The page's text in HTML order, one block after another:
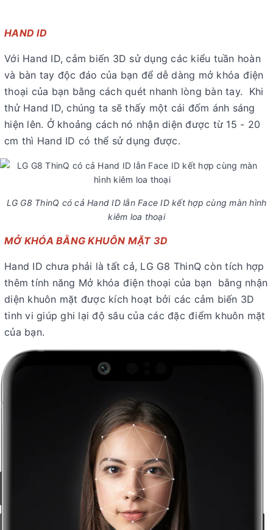
HAND ID
Với Hand ID, cảm biến 3D sử dụng các kiểu tuần hoàn
và bàn tay độc đáo của bạn để dễ dàng mở khóa điện
thoại của bạn bằng cách quét nhanh lòng bàn tay. Khi
thử Hand ID, chúng ta sẽ thấy một cái đốm ánh sáng
hiện lên. Ở khoảng cách nó nhận diện được từ 15 - 20
cm thì Hand ID có thể sử dụng được.
LG G8 ThinQ có cả Hand ID lẫn Face ID kết hợp cùng màn hình
kiêm loa thoại
MỞ KHÓA BẰNG KHUÔN MẶT 3D
Hand ID chưa phải là tất cả, LG G8 ThinQ còn tích hợp
thêm tính năng Mở khóa điện thoại của bạn bằng nhận
diện khuôn mặt được kích hoạt bởi các cảm biến 3D
tinh vi giúp ghi lại độ sâu của các đặc điểm khuôn mặt
của bạn.